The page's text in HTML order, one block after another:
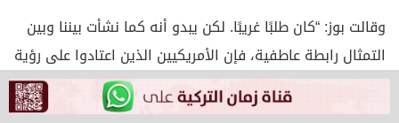
وقالت بوز: “كان طلبًا غريبًا. لكن يبدو أنه كما نشأت بيننا وبين
التمثال رابطة عاطفية، فإن الأمريكيين الذين اعتادوا على رؤية
هذه القطعة لسنوات طويلة قد يشعرون بنفس الشيء، لذا
سمحنا ببقائها لمدة ثلاثة أشهر. لقد وافقنا على هذا الطلب